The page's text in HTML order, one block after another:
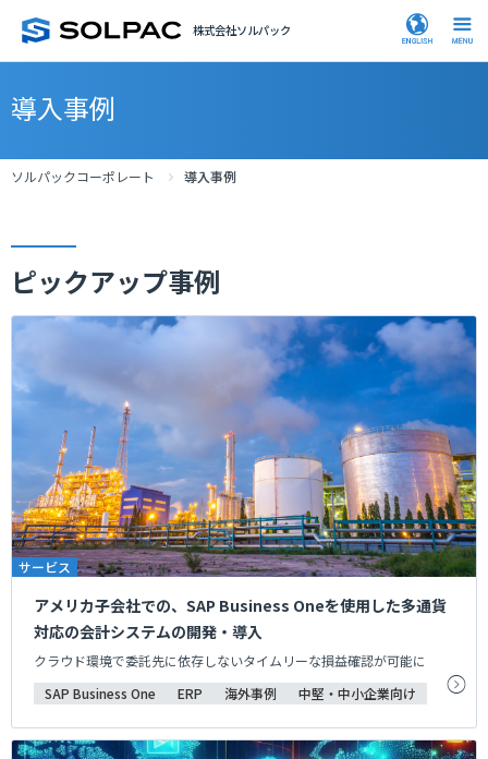
株式会社ソルパック
導入事例
ソルパックコーポレート 導入事例
ピックアップ事例
サービス
アメリカ子会社での、SAP Business Oneを使用した多通貨
対応の会計システムの開発・導入
クラウド環境で委託先に依存しないタイムリーな損益確認が可能に
SAP Business One
ERP 海外事例 中堅・中小企業向け